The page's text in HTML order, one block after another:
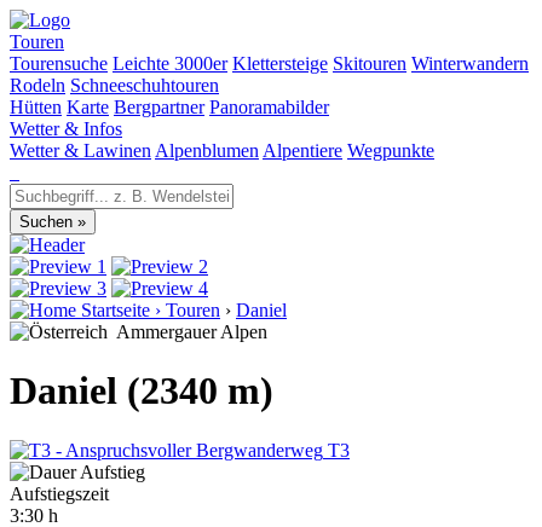
Touren
Tourensuche Leichte 3000er Klettersteige Skitouren Winterwandern
Rodeln Schneeschuhtouren
Hütten Karte Bergpartner Panoramabilder
Wetter & Infos
Wetter & Lawinen Alpenblumen Alpentiere Wegpunkte
Startseite › Touren › Daniel
Ammergauer Alpen
Daniel (2340 m)
T3
Aufstiegszeit
3:30 h